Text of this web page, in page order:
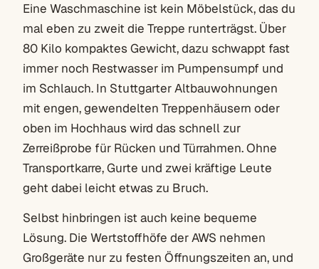
Eine Waschmaschine ist kein Möbelstück, das du
mal eben zu zweit die Treppe runterträgst. Über
80 Kilo kompaktes Gewicht, dazu schwappt fast
immer noch Restwasser im Pumpensumpf und
im Schlauch. In Stuttgarter Altbauwohnungen
mit engen, gewendelten Treppenhäusern oder
oben im Hochhaus wird das schnell zur
Zerreißprobe für Rücken und Türrahmen. Ohne
Transportkarre, Gurte und zwei kräftige Leute
geht dabei leicht etwas zu Bruch.
Selbst hinbringen ist auch keine bequeme
Lösung. Die Wertstoffhöfe der AWS nehmen
Großgeräte nur zu festen Öffnungszeiten an, und